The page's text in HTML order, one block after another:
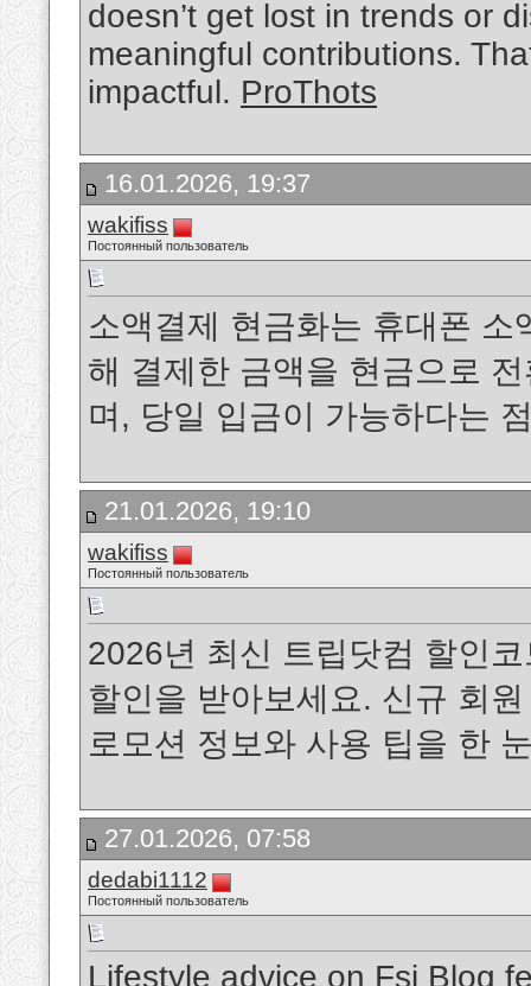
doesn’t get lost in trends or
meaningful contributions.
impactful. ProThots
16.01.2026, 19:37
wakifiss
Постоянный пользователь
소액결제 현금화는 휴대폰
해 결제한 금액을 현금으로
며, 당일 입금이 가능하다는
21.01.2026, 19:10
wakifiss
Постоянный пользователь
2026년 최신 트립닷컴 할인
할인을 받아보세요. 신규 회
로모션 정보와 사용 팁을 한
27.01.2026, 07:58
dedabi1112
Постоянный пользователь
Lifestyle advice on Fsi Blog